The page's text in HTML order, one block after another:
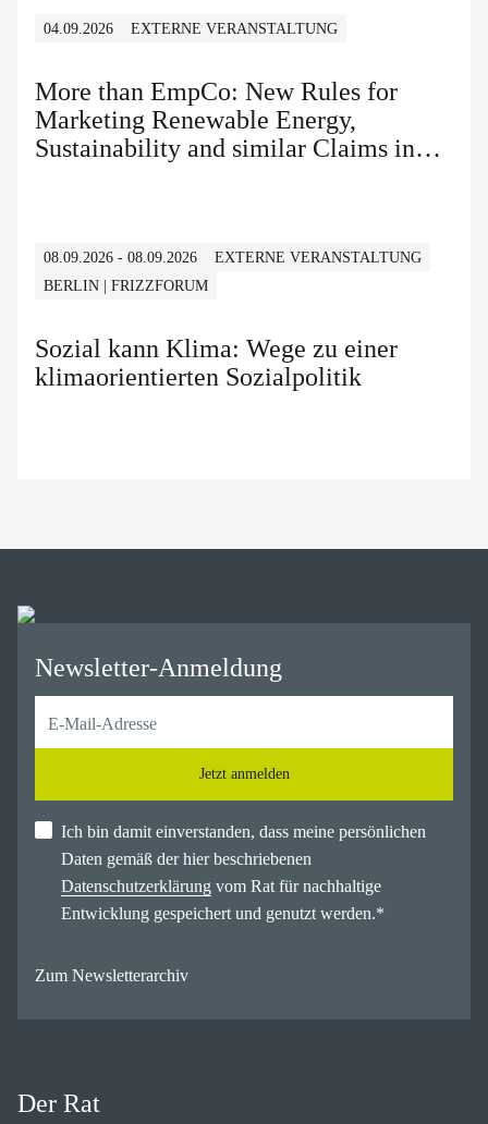
04.09.2026 EXTERNE VERANSTALTUNG
More than EmpCo: New Rules for
Marketing Renewable Energy,
Sustainability and similar Claims in
08.09.2026 - 08.09.2026
EXTERNE VERANSTALTUNG
BERLIN | FRIZZFORUM
Sozial kann Klima: Wege zu einer
klimaorientierten Sozialpolitik
Newsletter-Anmeldung
Jetzt anmelden
Ich bin damit einverstanden, dass meine persönlichen
Daten gemäß der hier beschriebenen
Datenschutzerklärung vom Rat für nachhaltige
Entwicklung gespeichert und genutzt werden.*
Zum Newsletterarchiv
Der Rat